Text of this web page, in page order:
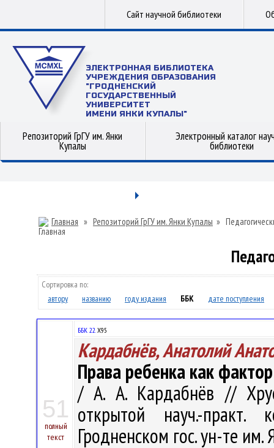
Сайт научной библиотеки
ЭЛЕКТРОННАЯ БИБЛИОТЕКА
УЧРЕЖДЕНИЯ ОБРАЗОВАНИЯ
"ГРОДНЕНСКИЙ
ГОСУДАРСТВЕННЫЙ
УНИВЕРСИТЕТ
ИМЕНИ ЯНКИ КУПАЛЫ"
Репозиторий ГрГУ им. Янки
Купалы
Электронный каталог
библиотеки
Главная » Репозиторий ГрГУ им. Янки Купалы »
Сортировка по:
автору
названию году издания ББК дате поступления
51
полный
текст
ББК 22.Х95
Кардабнёв, Анатолий
Права ребенка как
/ А. А. Кардабнёв //
открытой науч.-
Гродненском гос. ун-те